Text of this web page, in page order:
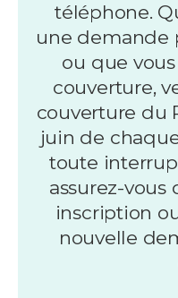
téléphone.
une demande
ou que
couverture,
couverture du
juin de
toute
assurez-vous
inscription
nouvelle